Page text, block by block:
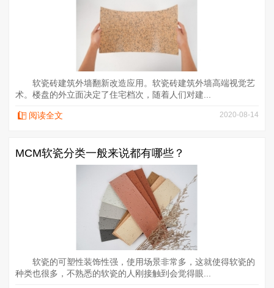
软瓷砖建筑外墙翻新改造应用。软瓷砖建筑外墙高端视觉艺
术。楼盘的外立面决定了住宅档次，随着人们对建...
阅读全文 2020-08-14
MCM软瓷分类一般来说都有哪些？
软瓷的可塑性装饰性强，使用场景非常多，这就使得软瓷的
种类也很多，不熟悉的软瓷的人刚接触到会觉得眼...